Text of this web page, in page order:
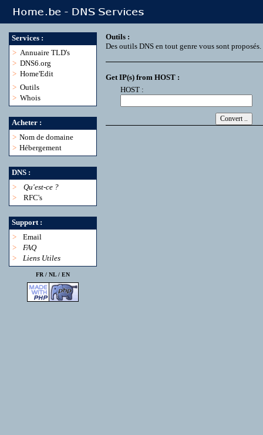
Services :
> Annuaire TLD's
> DNS6.org
> Home'Edit
> Outils
> Whois
Acheter :
> Nom de domaine
> Hébergement
DNS :
>
Qu'est-ce ?
>
RFC's
Support :
>
Email
>
FAQ
>
Liens Utiles
FR / NL/ EN
Outils :
Des outils DNS en tout genre vous sont proposés.
Get IP(s) from HOST :
HOST :